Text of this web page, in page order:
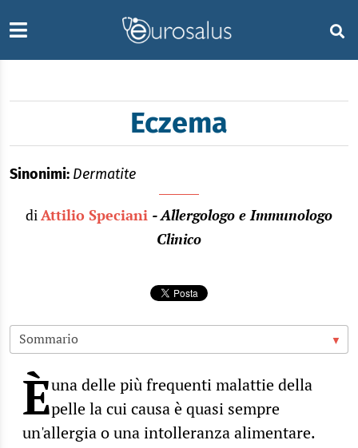
Eczema
Sinonimi: Dermatite
diAttilio Speciani - Allergologo e Immunologo
Clinico
Èuna delle più frequenti malattie della
pelle la cui causa è quasi sempre
un'allergia o una intolleranza alimentare.